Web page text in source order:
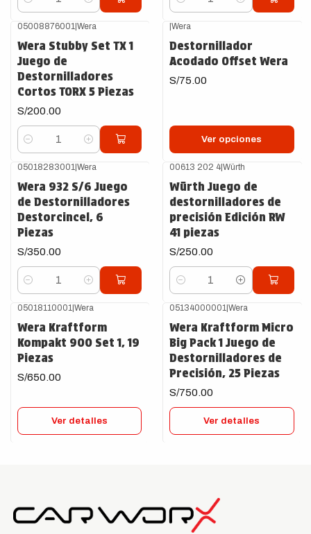
Cantidad Cantidad
05008876001| Wera
Wera Stubby Set TX 1
Juego de
Destornilladores
Cortos TORX 5 Piezas
S/200.00
Cantidad
Wera
Destornillador
Acodado Offset Wera
S/75.00
Ver opciones
05018283001| Wera
Wera 932 S/6 Juego
de Destornilladores
Destorcincel, 6
Piezas
S/350.00
Cantidad
00613 202 4 Würth
Würth Juego de
destornilladores de
precisión Edición RW
41 piezas
S/250.00
Cantidad
05018110001| Wera
Wera Kraftform
Kompakt 900 Set 1, 19
Piezas
S/650.00
Ver detalles
05134000001 Wera
Wera Kraftform Micro
Big Pack 1 Juego de
Destornilladores de
Precisión, 25 Piezas
S/750.00
Ver detalles